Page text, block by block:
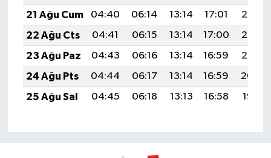
21 Ağu Cum
04:40 06:14 13:14 17:01
20:05
22 Ağu Cts
04:41 06:15 13:14 17:00
20:03
23 Ağu Paz
04:43 06:16 13:14 16:59
20:02
24 Ağu Pts
04:44 06:17 13:14 16:59
20:00
25 Ağu Sal
04:45 06:18 13:13 16:58 19:58